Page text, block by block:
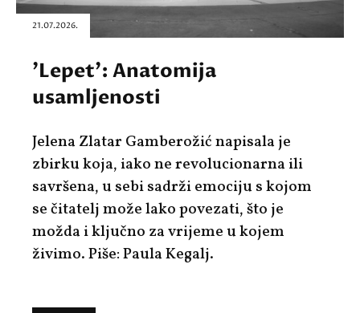
21.07.2026.
'Lepet': Anatomija
usamljenosti
Jelena Zlatar Gamberožić napisala je
zbirku koja, iako ne revolucionarna ili
savršena, u sebi sadrži emociju s kojom
se čitatelj može lako povezati, što je
možda i ključno za vrijeme u kojem
živimo. Piše: Paula Kegalj.